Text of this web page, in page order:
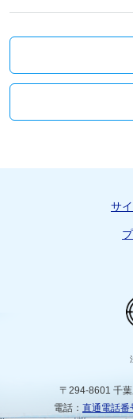
〒294-8601 千
電話： 直通電話番
サ